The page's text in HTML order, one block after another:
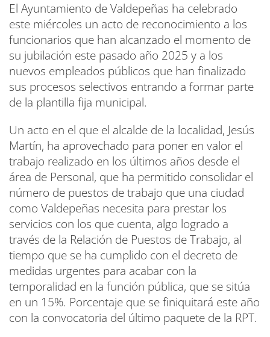
El Ayuntamiento de Valdepeñas ha celebrado
este miércoles un acto de reconocimiento a los
funcionarios que han alcanzado el momento de
su jubilación este pasado año 2025 y a los
nuevos empleados públicos que han finalizado
sus procesos selectivos entrando a formar parte
de la plantilla fija municipal.
Un acto en el que el alcalde de la localidad, Jesús
Martín, ha aprovechado para poner en valor el
trabajo realizado en los últimos años desde el
área de Personal, que ha permitido consolidar el
número de puestos de trabajo que una ciudad
como Valdepeñas necesita para prestar los
servicios con los que cuenta, algo logrado a
través de la Relación de Puestos de Trabajo, al
tiempo que se ha cumplido con el decreto de
medidas urgentes para acabar con la
temporalidad en la función pública, que se sitúa
en un 15%. Porcentaje que se finiquitará este año
con la convocatoria del último paquete de la RPT.